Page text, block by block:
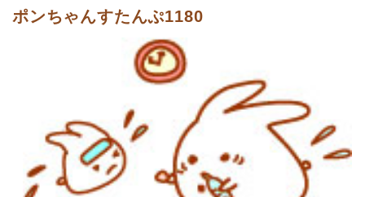
ポンちゃんすたんぷ1180